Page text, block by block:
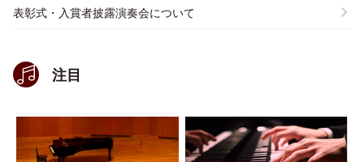
表彰式・入賞者披露演奏会について
注目